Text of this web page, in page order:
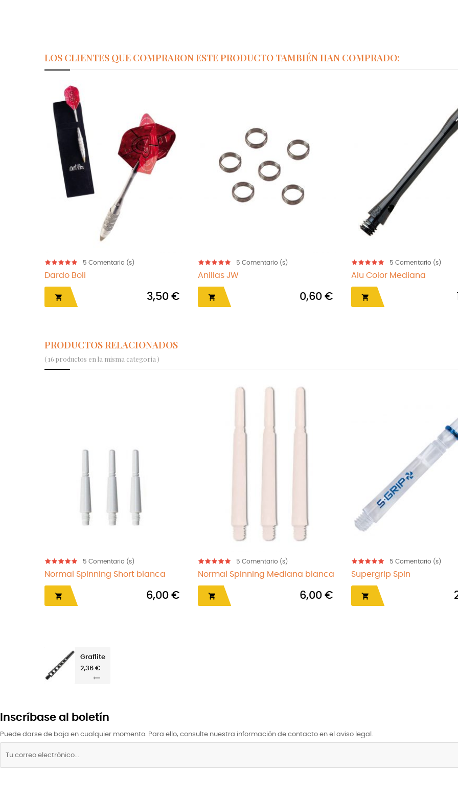
LOS CLIENTES QUE COMPRARON ESTE PRODUCTO TAMBIÉN HAN COMPRADO:
5 Comentario (s)
Dardo Boli
 3,50 €
5 Comentario (s)
Anillas JW
 0,60 €
5 Comentario (s)
Alu Color Mediana

PRODUCTOS RELACIONADOS
( 16 productos en la misma categoria )
58,50 €
5 Comentario (s)
Normal Spinning corta negra
6,00 €
5 Comentario (s)
Normal Spinning Mediana rosa
6,00 €
5
Gear Normal
Graflite
2,36 €
Inscríbase al boletín
Puede darse de baja en cualquier momento. Para ello, consulte nuestra información de contacto en el aviso legal.